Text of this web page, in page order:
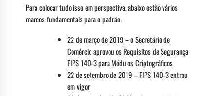
Para colocar tudo isso em perspectiva, abaixo estão vários
marcos fundamentais para o padrão:
22 de março de 2019 – o Secretário de
Comércio aprovou os Requisitos de Segurança
FIPS 140-3 para Módulos Criptográficos
22 de setembro de 2019 – FIPS 140-3 entrou
em vigor